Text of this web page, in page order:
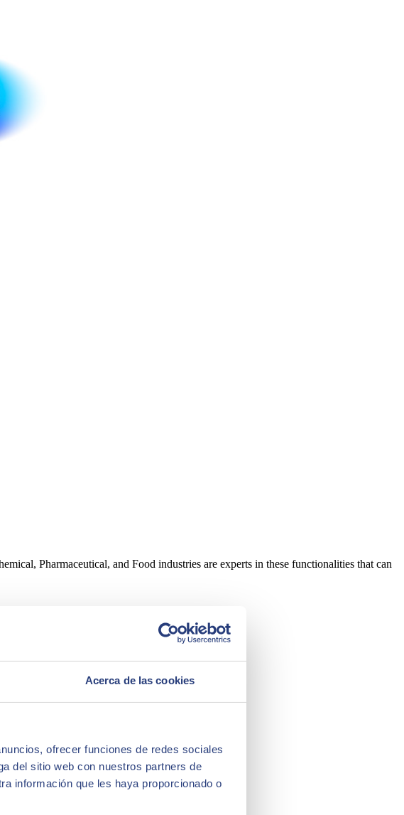
Acerca de las cookies
ofrecer funciones de redes sociales
del sitio web con nuestros partners de
información que les haya proporcionado o
Pharmaceutical, and Food industries are experts in these functionalities that can